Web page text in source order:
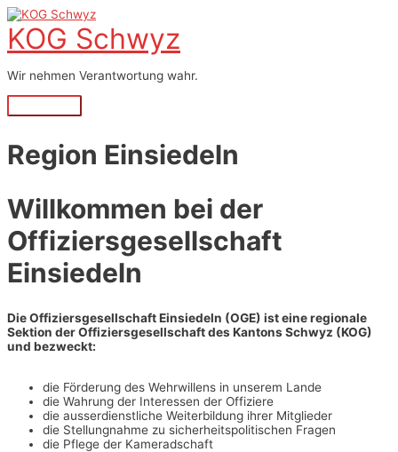
Zum
Inhalt
springen
KOG Schwyz
Wir nehmen Verantwortung wahr.
Hauptmenü
Region Einsiedeln
Willkommen bei der
Offiziersgesellschaft
Einsiedeln
Die Offiziersgesellschaft Einsiedeln (OGE) ist eine regionale
Sektion der Offiziersgesellschaft des Kantons Schwyz (KOG)
und bezweckt:
die Förderung des Wehrwillens in unserem Lande
die Wahrung der Interessen der Offiziere
die ausserdienstliche Weiterbildung ihrer Mitglieder
die Stellungnahme zu sicherheitspolitischen Fragen
die Pflege der Kameradschaft